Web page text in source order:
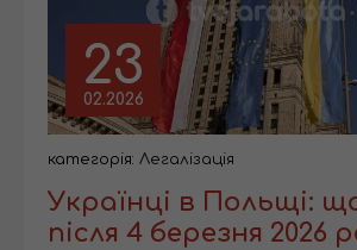
23
02.2026
категорія: Легалізація
Українці в Польщі:
після 4 березня 2026